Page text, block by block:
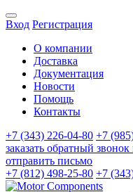
Вход Регистрация
О компании
Доставка
Документация
Новости
Помощь
Контакты
+7 (343) 226-04-80 +7
заказать обратный звонок
отправить письмо
+7 (812) 498-25-80 +7